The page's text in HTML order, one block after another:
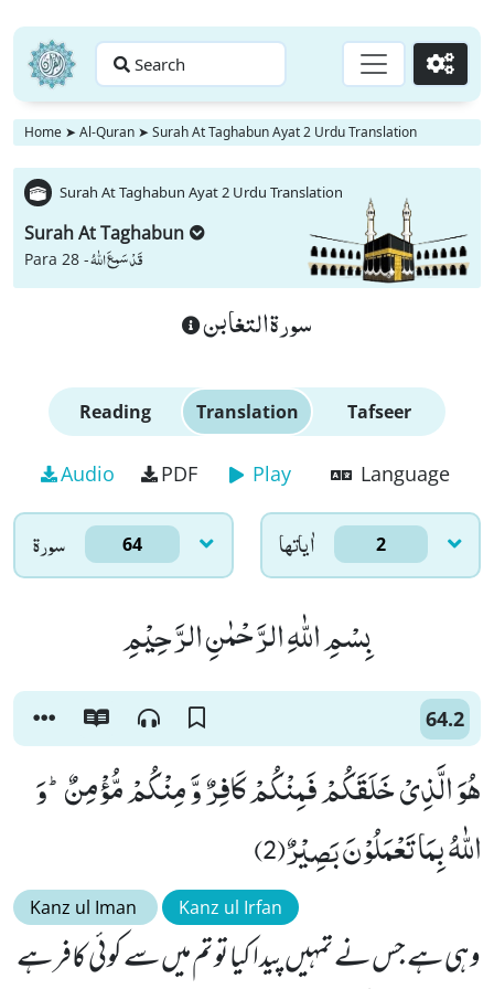
Search Go
Home ➤ Al-Quran ➤ Surah At Taghabun Ayat 2 Urdu Translation
Surah At Taghabun Ayat 2 Urdu Translation
Surah At Taghabun
Para 28 -قَدْ سَمِعَ اللّٰهُ
سورة التغابن
Reading Translation Tafseer
Audio PDF Play Language
سورۃ 64 اٰياتها 2
بِسْمِ اللّٰهِ الرَّحْمٰنِ الرَّحِیْمِ
64.2
هُوَ الَّذِیْ خَلَقَكُمْ فَمِنْكُمْ كَافِرٌ وَّ مِنْكُمْ مُّؤْمِنٌؕ-وَ
اللّٰهُ بِمَا تَعْمَلُوْنَ بَصِیْرٌ(2)
Kanz ul Iman Kanz ul Irfan
وہی ہے جس نے تمہیں پیدا کیا تو تم میں سے کوئی کافر ہے